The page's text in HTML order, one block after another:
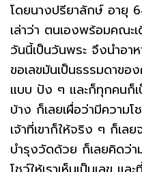
โดยนางปรียาลักษ์ อายุ
เล่าว่า ตนเองพร้อมคณะ
วันนี้เป็นวันพระ จึงนำอา
ขอเลขมันเป็นธรรมดาขอ
แบบ ปัง ๆ และก็ทุกคนก็เ
บ้าง ก็เลยเผื่อว่ามีความ
เจ้าที่เขาก็ให้จริง ๆ ก็เล
บำรุงวัดด้วย ก็เลยคิดว่า